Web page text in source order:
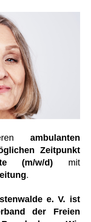
ambulanten
Zeitpunkt
(m/w/d) mit
.
e. V. ist
der Freien